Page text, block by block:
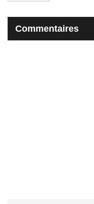
Commentaires